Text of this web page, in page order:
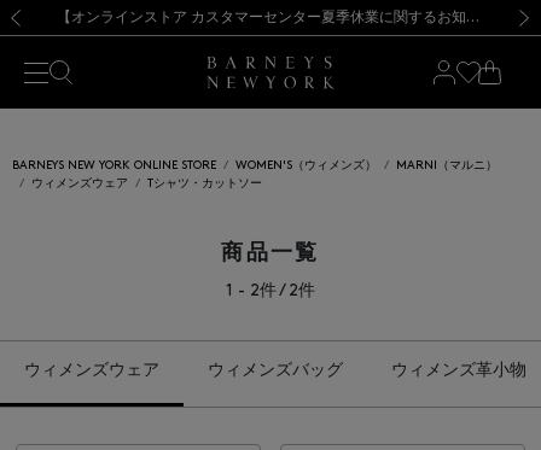
新規登録のお客様も対象！＜MY BARNEYS＞会員のお客様は11,000円（税込）以上のお買上げで常時送料無料！お買い物の際は会員登録を！
【夏季休業に伴う出荷一時停止のお知らせ】(2026.8.7) 【オンラインストア カスタマーセンター夏季休業に関するお知らせ】（2026.8.7）
【夏季休業に伴う返品・交換承り一時停止のお知らせ】（2026.8.5）
熊本県を中心とした地震の影響によるお荷物のお届けについて
【開催中】SUMMER SALEのご案内・ご注意事項 新規登録のお客様も対象！＜MY BARNEYS＞会員のお客様は11,000円（税込）以上のお買上げで常時送料無料！お買い物の際は会員登録を！
【夏季休業に伴う出荷一時停止のお知らせ】(2026.8.7)
BARNEYS NEW YORK ONLINE STORE WOMEN'S（ウィメンズ）
MARNI（マルニ）
ウィメンズウェア
Tシャツ・カットソー
商品一覧
1 - 2件 / 2件
ウィメンズウェア ウィメンズバッグ ウィメンズ革小物